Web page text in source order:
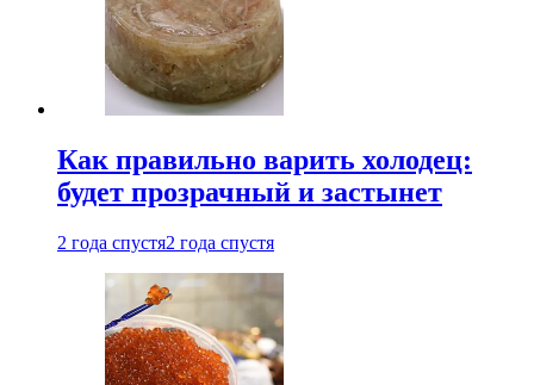
Как правильно варить холодец:
будет прозрачный и застынет
2 года спустя2 года спустя